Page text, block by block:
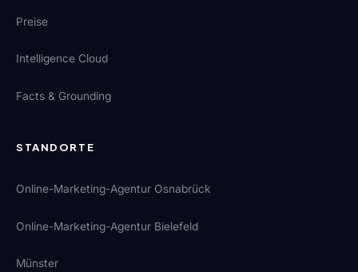
Preise
Intelligence Cloud
Facts & Grounding
STANDORTE
Online-Marketing-Agentur Osnabrück
Online-Marketing-Agentur Bielefeld
Münster